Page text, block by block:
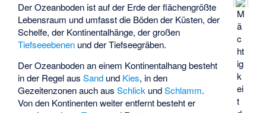
M
ä
c
ht
ig
k
ei
t
Der Ozeanboden ist auf der Erde der flächengrößte
Lebensraum und umfasst die Böden der Küsten, der
Schelfe, der Kontinentalhänge, der großen
Tiefseeebenen und der Tiefseegräben.
Der Ozeanboden an einem Kontinentalhang besteht
in der Regel ausSand und Kies, in den
Gezeitenzonen auch ausSchlick undSchlamm.
Von den Kontinenten weiter entfernt besteht er